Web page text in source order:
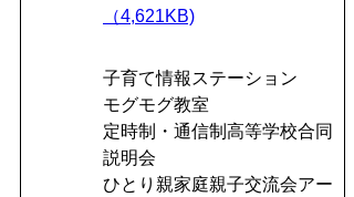
（4,621KB)
子育て情報ステーション
モグモグ教室
定時制・通信制高等学校合同
説明会
ひとり親家庭親子交流会アー